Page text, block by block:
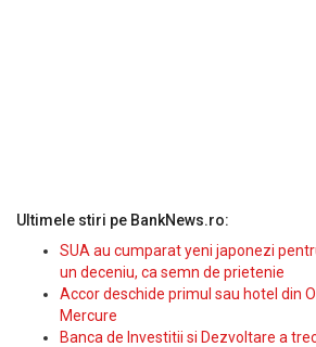
Ultimele stiri pe BankNews.ro:
SUA au cumparat yeni japonezi
un deceniu, ca semn de prietenie
Accor deschide primul sau hotel din
Mercure
Banca de Investitii si Dezvoltare a